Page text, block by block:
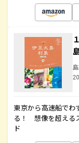
東京から高速船でわ
る！ 想像を超える
ド